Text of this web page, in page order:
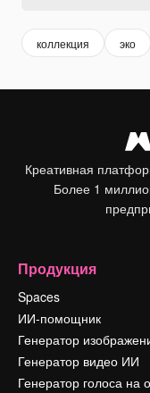
коллекция эко
Креативная
Более 1
Продукция
Spaces
ИИ-помощник
Генератор
Генератор видео ИИ
Генератор голоса на